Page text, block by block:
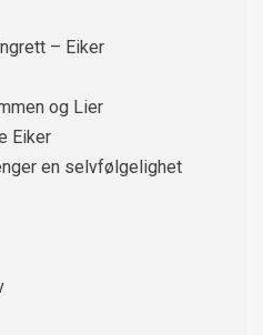
– Eiker
og Lier
Eiker
en selvfølgelighet